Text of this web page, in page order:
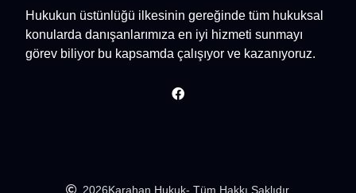
Hukukun üstünlüğü ilkesinin gereğinde tüm hukuksal
konularda danışanlarımıza en iyi hizmeti sunmayı
görev biliyor bu kapsamda çalışıyor ve kazanıyoruz.
2026Karahan Hukuk- Tüm Hakkı Saklıdır.